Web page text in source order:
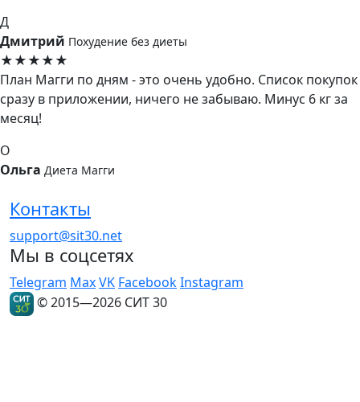
Д
Дмитрий Похудение без диеты
★★★★★
План Магги по дням - это очень удобно. Список покупок
сразу в приложении, ничего не забываю. Минус 6 кг за
месяц!
О
Ольга Диета Магги
Контакты
support@sit30.net
Мы в соцсетях
Telegram MaxVK FacebookInstagram
© 2015—2026 СИТ 30